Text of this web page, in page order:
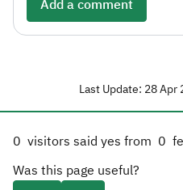
Add a comment
Last Update: 28 Apr
0 visitors said yes from 0
Was this page useful?